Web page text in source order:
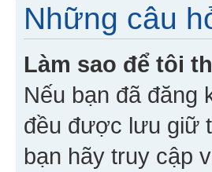
Những câu
Làm sao để tôi
Nếu bạn đã đăng
đều được lưu giữ
bạn hãy truy cập